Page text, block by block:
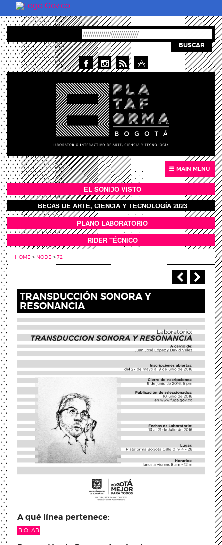
Skip to main content
BUSCAR
MAIN MENU
BOTÓN SONIDO VISTO
EL SONIDO VISTO
BOTON DOMO LLENO
BECAS DE ARTE, CIENCIA Y TECNOLOGÍA 2023
ANEXOS
PLANO LABORATORIO
RIDER TÉCNICO
HOME > NODE > 72
‹
TRANSDUCCIÓN SONORA Y
RESONANCIA
A qué línea pertenece:
BIOLAB